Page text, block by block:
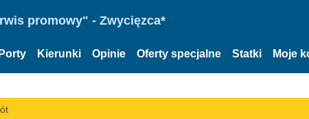
promowy" - Zwycięzca*
Porty Kierunki Opinie Oferty specjalne Statki Moje